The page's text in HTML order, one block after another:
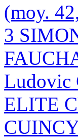
(moy.
3
Ludovic
ELITE